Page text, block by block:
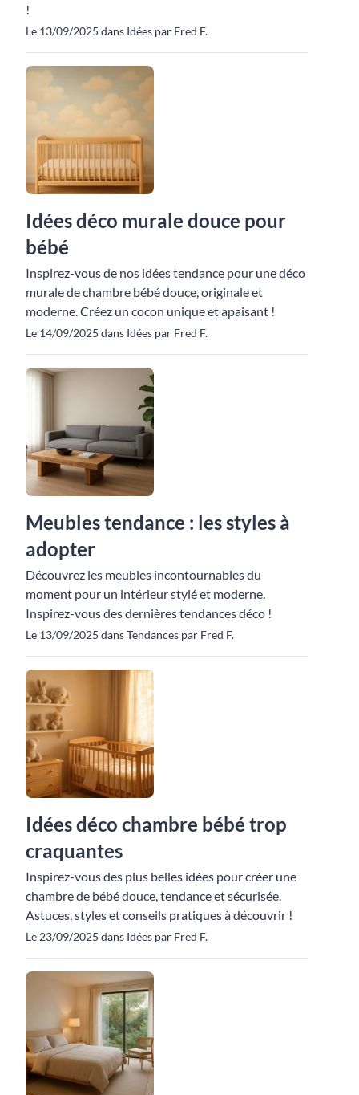
!
Le 13/09/2025 dans Idées par Fred F.
Idées déco murale douce pour
bébé
Inspirez-vous de nos idées tendance pour une déco
murale de chambre bébé douce, originale et
moderne. Créez un cocon unique et apaisant !
Le 14/09/2025 dans Idées par Fred F.
Meubles tendance : les styles à
adopter
Découvrez les meubles incontournables du
moment pour un intérieur stylé et moderne.
Inspirez-vous des dernières tendances déco !
Le 13/09/2025 dans Tendances par Fred F.
Idées déco chambre bébé trop
craquantes
Inspirez-vous des plus belles idées pour créer une
chambre de bébé douce, tendance et sécurisée.
Astuces, styles et conseils pratiques à découvrir !
Le 23/09/2025 dans Idées par Fred F.